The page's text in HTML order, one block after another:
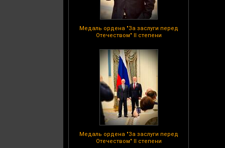
Медаль ордена "За заслуги перед
Отечеством" II степени
Медаль ордена "За заслуги перед
Отечеством" II степени